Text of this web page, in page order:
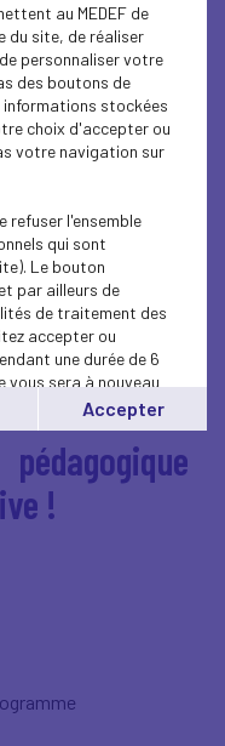
RSE utile pour
selon votre degré
EDF Bretagne et la
respectifs
décarbonées ;
sur les territoires
Positif
d’innovation et de
économiques. Le
dédié à la mise en
!
au MEDEF de
du site, de réaliser
personnaliser votre
des boutons de
informations stockées
choix d'accepter ou
votre navigation sur
refuser l'ensemble
qui sont
Le bouton
par ailleurs de
de traitement des
accepter ou
une durée de 6
vous sera à nouveau
moment en
page.
Accepter